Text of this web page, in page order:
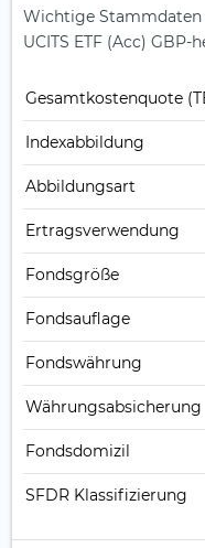
Wichtige Stammdaten
UCITS ETF (Acc) GBP-
Gesamt­kosten­quote
Index­abbildung
Abbildungs­art
Ertrags­verwendung
Fonds­größe
Fonds­auflage
Fonds­währung
Währungsabsicherung
Fondsdomizil
SFDR Klassifizierung